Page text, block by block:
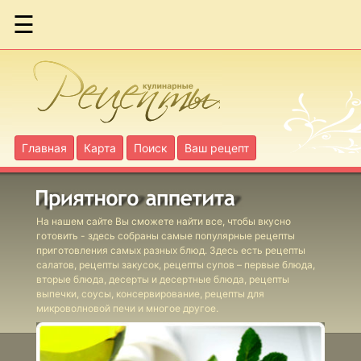
☰
Главная Карта Поиск Ваш рецепт
На нашем сайте Вы сможете найти все, чтобы вкусно
готовить - здесь собраны самые популярные рецепты
приготовления самых разных блюд. Здесь есть рецепты
салатов, рецепты закусок, рецепты супов – первые блюда,
вторые блюда, десерты и десертные блюда, рецепты
выпечки, соусы, консервирование, рецепты для
микроволновой печи и многое другое.
Бараньи
фрикадельки
по-гречески
Бараньи
голяшки в вине
Бириани с
ягнятиной
Бургеры с
фасолевым
соусом
Фаршированные